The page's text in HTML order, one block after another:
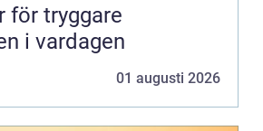
för tryggare
i vardagen
01 augusti 2026